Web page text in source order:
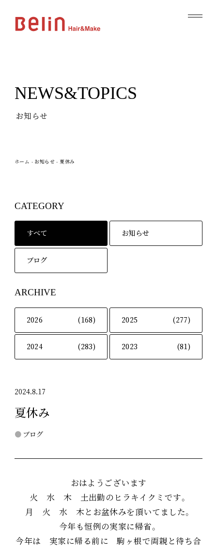
NEWS&TOPICS
お知らせ
ホーム - お知らせ -夏休み
CATEGORY
すべて お知らせ
ブログ
ARCHIVE
2026 (168) 2025 (277)
2024 (283) 2023 (81)
2024.8.17
夏休み
ブログ
おはようございます
火 水 木 土出勤のヒラキイクミです。
月 火 水 木とお盆休みを頂いてました。
今年も恒例の実家に帰省。
今年は 実家に帰る前に 駒ヶ根で両親と待ち合